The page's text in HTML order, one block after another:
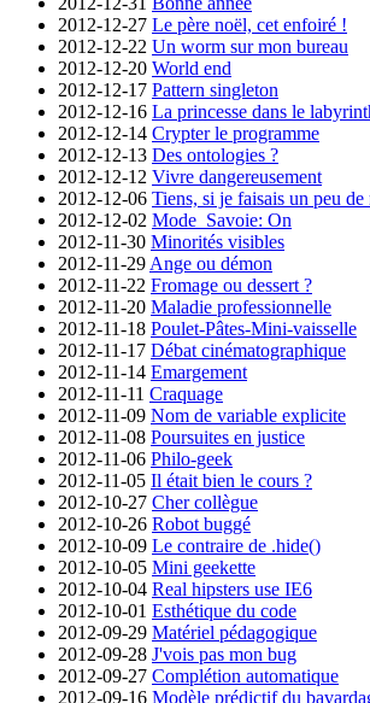
2012-12-27 Le père noël, cet enfoiré !
2012-12-22 Un worm sur mon bureau
2012-12-20 World end
2012-12-17 Pattern singleton
2012-12-16 La princesse dans le
2012-12-14 Crypter le programme
2012-12-13 Des ontologies ?
2012-12-12 Vivre dangereusement
2012-12-06 Tiens, si je faisais un peu de
2012-12-02 Mode_Savoie: On
2012-11-30 Minorités visibles
2012-11-29 Ange ou démon
2012-11-22 Fromage ou dessert ?
2012-11-20 Maladie professionnelle
2012-11-18 Poulet-Pâtes-Mini-vaisselle
2012-11-17 Débat cinématographique
2012-11-14 Emargement
2012-11-11 Craquage
2012-11-09 Nom de variable explicite
2012-11-08 Poursuites en justice
2012-11-06 Philo-geek
2012-11-05 Il était bien le cours ?
2012-10-27 Cher collègue
2012-10-26 Robot buggé
2012-10-09 Le contraire de .hide()
2012-10-05 Mini geekette
2012-10-04 Real hipsters use IE6
2012-10-01 Esthétique du code
2012-09-29 Matériel pédagogique
2012-09-28 J'vois pas mon bug
2012-09-27 Complétion automatique
2012-09-16 Modèle prédictif du